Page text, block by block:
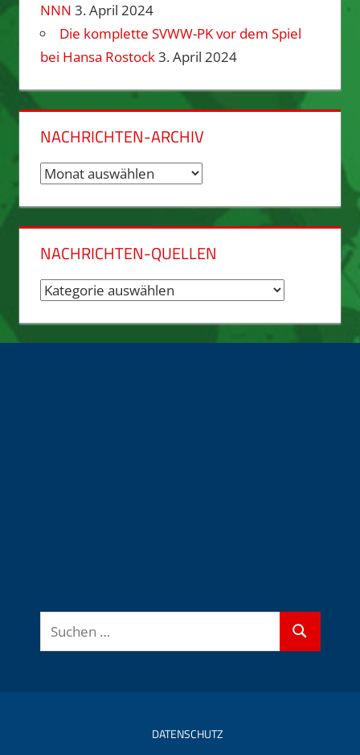
NNN 3. April 2024
Die komplette SVWW-PK vor dem Spiel
bei Hansa Rostock3. April 2024
NACHRICHTEN-ARCHIV
Nachrichten-
NACHRICHTEN-QUELLEN
Nachrichten-
Suchen
nach:
Suchen
DATENSCHUTZ